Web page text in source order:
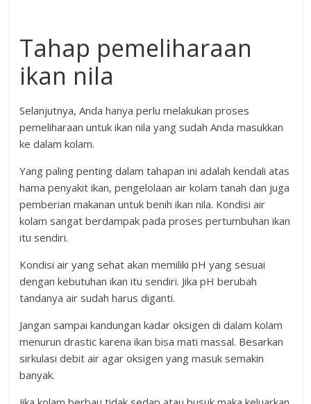
Tahap pemeliharaan
ikan nila
Selanjutnya, Anda hanya perlu melakukan proses
pemeliharaan untuk ikan nila yang sudah Anda masukkan
ke dalam kolam.
Yang paling penting dalam tahapan ini adalah kendali atas
hama penyakit ikan, pengelolaan air kolam tanah dan juga
pemberian makanan untuk benih ikan nila. Kondisi air
kolam sangat berdampak pada proses pertumbuhan ikan
itu sendiri.
Kondisi air yang sehat akan memiliki pH yang sesuai
dengan kebutuhan ikan itu sendiri. Jika pH berubah
tandanya air sudah harus diganti.
Jangan sampai kandungan kadar oksigen di dalam kolam
menurun drastic karena ikan bisa mati massal. Besarkan
sirkulasi debit air agar oksigen yang masuk semakin
banyak.